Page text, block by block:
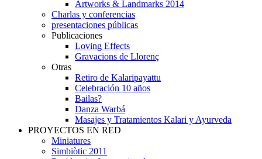
Artworks & Landmarks 2014
Charlas y conferencias
presentaciones públicas
Publicaciones
Loving Effects
Gravacions de Llorenç
Otras
Retiro de Kalaripayattu
Celebración 10 años
Bailas?
Danza Warbá
Masajes y Tratamientos Kalari y Ayurveda
PROYECTOS EN RED
Miniatures
Simbiòtic 2011